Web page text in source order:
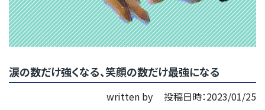
涙の数だけ強くなる、笑顔の数だけ最強になる
written by 投稿日時：2023/01/25